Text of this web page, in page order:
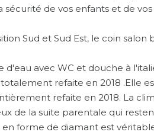
de vos enfants et de
Sud et Sud Est, le coin
avec WC et douche à
refaite en 2018 .Elle
refaite en 2018. La
de la suite parentale qui
en forme de diamant est